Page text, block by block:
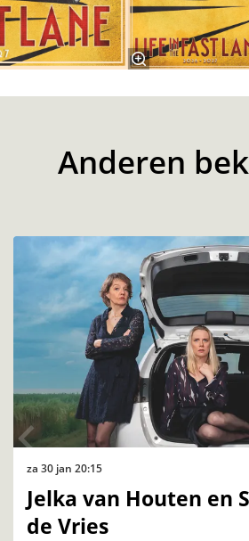
Anderen
Jelka van Houten en
de Vries
za 30 jan 20:15